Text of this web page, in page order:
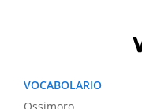
VOCABOLARIO